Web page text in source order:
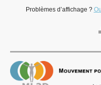
Problèmes d’affichage ?